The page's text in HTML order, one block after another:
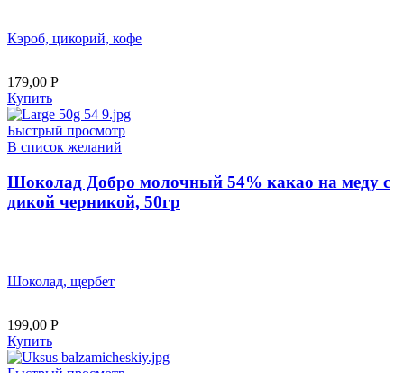
Кэроб, цикорий, кофе
179,00 Р
Купить
Быстрый просмотр
В список желаний
Шоколад Добро молочный 54% какао на меду с
дикой черникой, 50гр
Шоколад, щербет
199,00 Р
Купить